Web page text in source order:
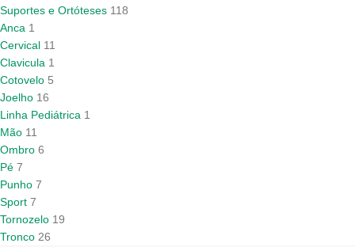
Suportes e Ortóteses 118
Anca 1
Cervical 11
Clavicula 1
Cotovelo 5
Joelho 16
Linha Pediátrica 1
Mão 11
Ombro 6
Pé 7
Punho 7
Sport 7
Tornozelo 19
Tronco 26